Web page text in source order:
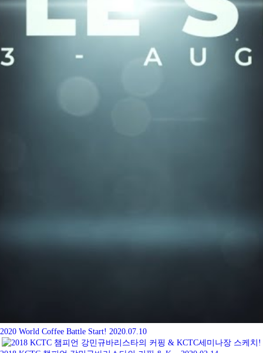
2020 World Coffee Battle Start! 2020.07.10